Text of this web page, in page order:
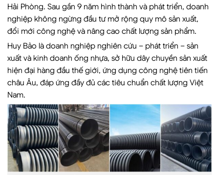
Hải Phòng. Sau gần 9 năm hình thành và phát triển, doanh
nghiệp không ngừng đầu tư mở rộng quy mô sản xuất,
đổi mới công nghệ và nâng cao chất lượng sản phẩm.
Huy Bảo là doanh nghiệp nghiên cứu – phát triển – sản
xuất và kinh doanh ống nhựa, sở hữu dây chuyền sản xuất
hiện đại hàng đầu thế giới, ứng dụng công nghệ tiên tiến
châu Âu, đáp ứng đầy đủ các tiêu chuẩn chất lượng Việt
Nam.